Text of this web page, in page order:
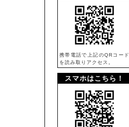
携帯電話で上記のQRコード
を読み取りアクセス。
スマホはこちら！